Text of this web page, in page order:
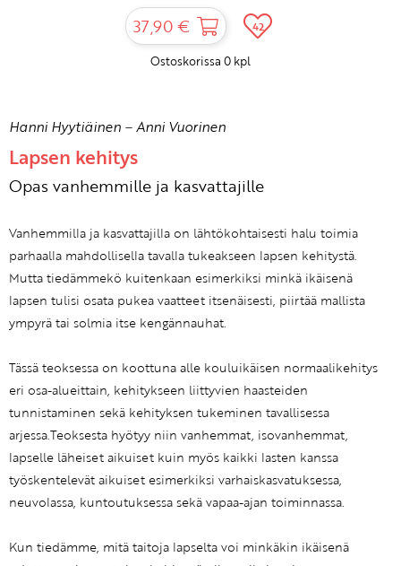
37,90 € 42
Ostoskorissa 0 kpl
Hanni Hyytiäinen –Anni Vuorinen
Lapsen kehitys
Opas vanhemmille ja kasvattajille
Vanhemmilla ja kasvattajilla on lähtökohtaisesti halu toimia
parhaalla mahdollisella tavalla tukeakseen lapsen kehitystä.
Mutta tiedämmekö kuitenkaan esimerkiksi minkä ikäisenä
lapsen tulisi osata pukea vaatteet itsenäisesti, piirtää mallista
ympyrä tai solmia itse kengännauhat.
Tässä teoksessa on koottuna alle kouluikäisen normaalikehitys
eri osa-alueittain, kehitykseen liittyvien haasteiden
tunnistaminen sekä kehityksen tukeminen tavallisessa
arjessa.Teoksesta hyötyy niin vanhemmat, isovanhemmat,
lapselle läheiset aikuiset kuin myös kaikki lasten kanssa
työskentelevät aikuiset esimerkiksi varhaiskasvatuksessa,
neuvolassa, kuntoutuksessa sekä vapaa-ajan toiminnassa.
Kun tiedämme, mitä taitoja lapselta voi minkäkin ikäisenä